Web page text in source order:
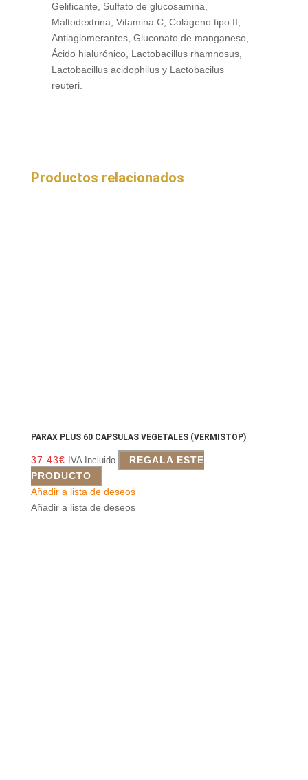
Gelificante, Sulfato de glucosamina,
Maltodextrina, Vitamina C, Colágeno tipo II,
Antiaglomerantes, Gluconato de manganeso,
Ácido hialurónico, Lactobacillus rhamnosus,
Lactobacillus acidophilus y Lactobacilus
reuteri.
Productos relacionados
PARAX PLUS 60 CAPSULAS VEGETALES (VERMISTOP)
37.43€ IVA Incluido
REGALA ESTE
PRODUCTO
Añadir a lista de deseos
Añadir a lista de deseos